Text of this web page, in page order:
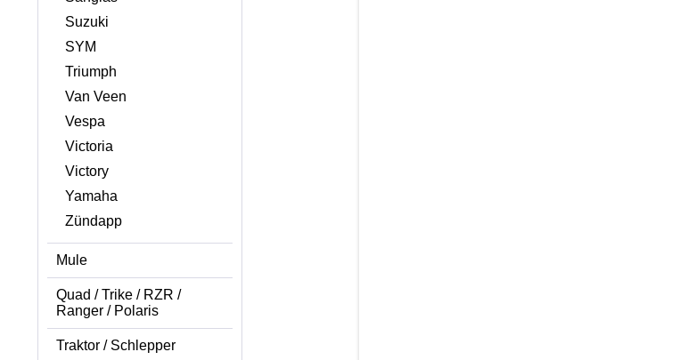
Suzuki
SYM
Triumph
Van Veen
Vespa
Victoria
Victory
Yamaha
Zündapp
Mule
Quad / Trike / RZR /
Ranger / Polaris
Traktor / Schlepper